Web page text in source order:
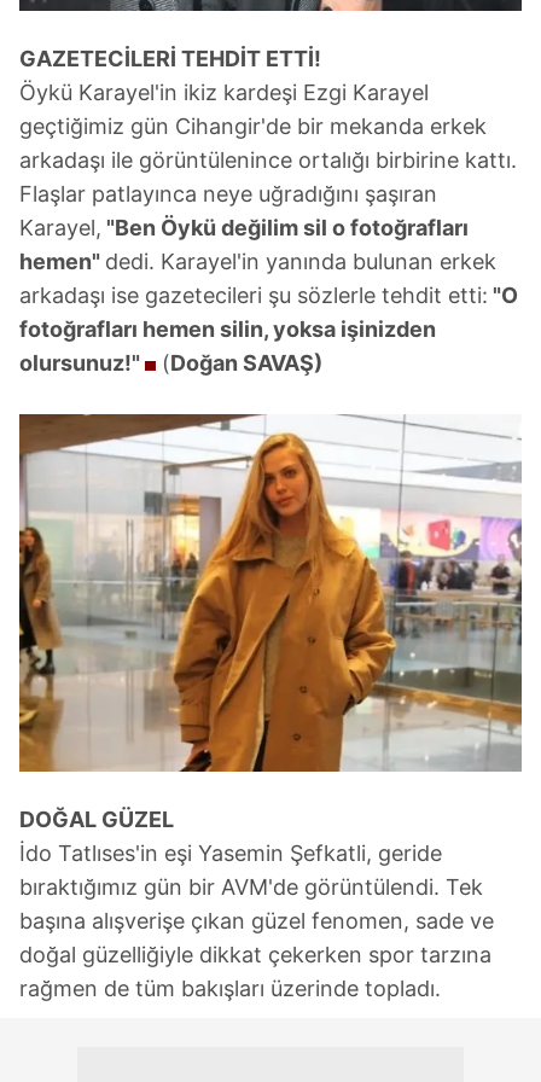
GAZETECİLERİ TEHDİT ETTİ!
Öykü Karayel'in ikiz kardeşi Ezgi Karayel
geçtiğimiz gün Cihangir'de bir mekanda erkek
arkadaşı ile görüntülenince ortalığı birbirine kattı.
Flaşlar patlayınca neye uğradığını şaşıran
Karayel, "Ben Öykü değilim sil o fotoğrafları
hemen" dedi. Karayel'in yanında bulunan erkek
arkadaşı ise gazetecileri şu sözlerle tehdit etti: "O
fotoğrafları hemen silin, yoksa işinizden
olursunuz!"
(Doğan SAVAŞ)
DOĞAL GÜZEL
İdo Tatlıses'in eşi Yasemin Şefkatli, geride
bıraktığımız gün bir AVM'de görüntülendi. Tek
başına alışverişe çıkan güzel fenomen, sade ve
doğal güzelliğiyle dikkat çekerken spor tarzına
rağmen de tüm bakışları üzerinde topladı.